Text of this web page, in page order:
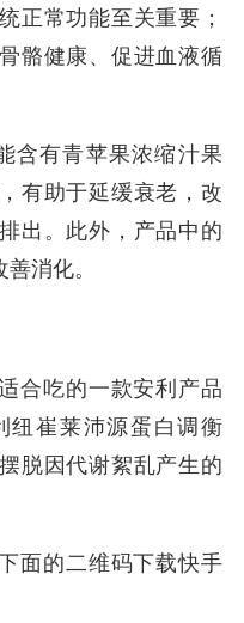
正常功能至关重要；
骼健康、促进血液循
含有青苹果浓缩汁果
有助于延缓衰老，改
出。此外，产品中的
消化。
合吃的一款安利产品
纽崔莱沛源蛋白调衡
脱因代谢絮乱产生的
面的二维码下载快手